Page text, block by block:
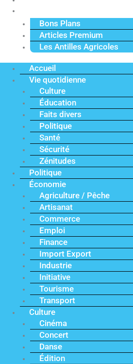
Bons Plans
Articles Premium
Les Antilles Agricoles
Accueil
Vie quotidienne
Culture
Éducation
Faits divers
Politique
Santé
Sécurité
Zénitudes
Politique
Économie
Agriculture / Pêche
Artisanat
Commerce
Emploi
Finance
Import Export
Industrie
Initiative
Tourisme
Transport
Culture
Cinéma
Concert
Danse
Édition